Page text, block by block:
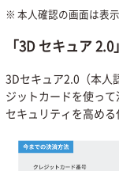
本人確認の画面は表
「3D セキュア
3Dセキュア2.0（本人
ジットカードを使っ
セキュリティを高める